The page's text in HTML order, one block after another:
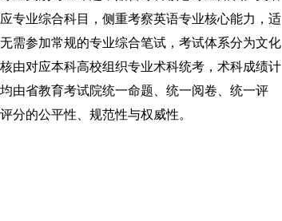
专业综合科目，侧重考察英语专业核心能力，适
需参加常规的专业综合笔试，考试体系分为文化
由对应本科高校组织专业术科统考，术科成绩计
由省教育考试院统一命题、统一阅卷、统一评
分的公平性、规范性与权威性。